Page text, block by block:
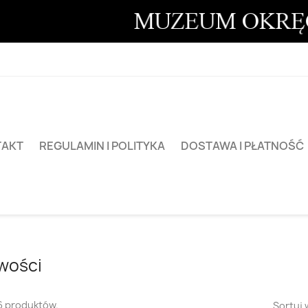
REGULAMIN I POLITYKA DOSTAWA I PŁATNOŚĆ
produktów. Sortuj